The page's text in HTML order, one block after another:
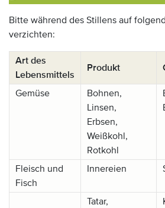
Bitte während des Stillens auf
verzichten:
Art des
Lebensmittels
Produkt
Gemüse
Bohnen,
Linsen,
Erbsen,
Weißkohl,
Rotkohl
Fleisch und
Fisch
Innereien
Tatar,